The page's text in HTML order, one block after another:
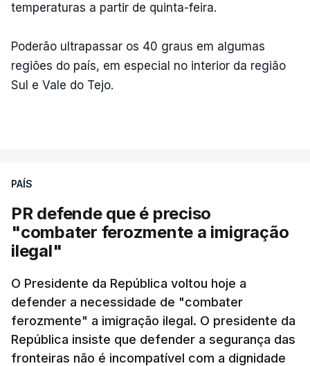
temperaturas a partir de quinta-feira.
Poderão ultrapassar os 40 graus em algumas
regiões do país, em especial no interior da região
Sul e Vale do Tejo.
PAÍS
PR defende que é preciso
"combater ferozmente a imigração
ilegal"
O Presidente da República voltou hoje a
defender a necessidade de "combater
ferozmente" a imigração ilegal. O presidente da
República insiste que defender a segurança das
fronteiras não é incompatível com a dignidade